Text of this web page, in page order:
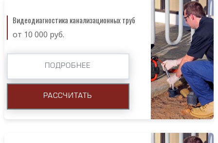
Видеодиагностика канализационных труб
от 10 000 руб.
ПОДРОБНЕЕ
РАССЧИТАТЬ